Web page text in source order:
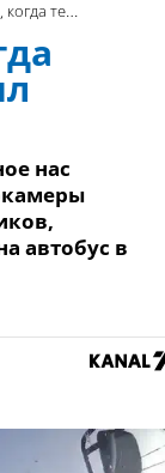
автобус
нас
автобус в